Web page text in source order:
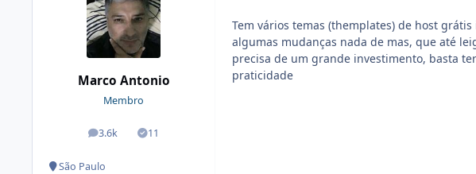
Marco Antonio
Membro
3.6k
posts 11
Soluções
São Paulo
Tem vários temas (themplates) de host
algumas mudanças nada de mas, que até
precisa de um grande investimento, basta
praticidade